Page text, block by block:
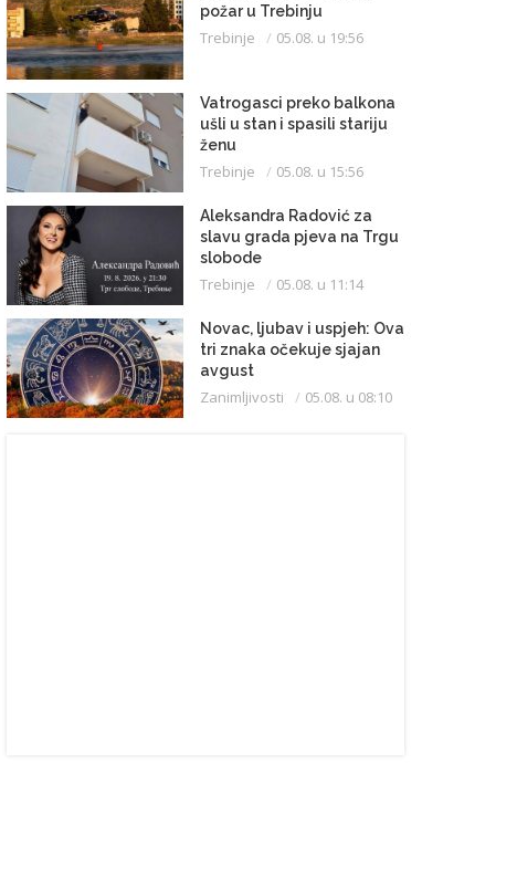
požar u Trebinju
Trebinje 05.08. u 19:56
Vatrogasci preko balkona
ušli u stan i spasili stariju
ženu
Trebinje 05.08. u 15:56
Aleksandra Radović za
slavu grada pjeva na Trgu
slobode
Trebinje 05.08. u 11:14
Novac, ljubav i uspjeh: Ova
tri znaka očekuje sjajan
avgust
Zanimljivosti 05.08. u 08:10